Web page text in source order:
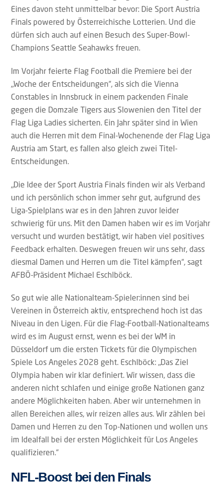
Eines davon steht unmittelbar bevor: Die Sport Austria
Finals powered by Österreichische Lotterien. Und die
dürfen sich auch auf einen Besuch des Super-Bowl-
Champions Seattle Seahawks freuen.
Im Vorjahr feierte Flag Football die Premiere bei der
„Woche der Entscheidungen“, als sich die Vienna
Constables in Innsbruck in einem packenden Finale
gegen die Domzale Tigers aus Slowenien den Titel der
Flag Liga Ladies sicherten. Ein Jahr später sind in Wien
auch die Herren mit dem Final-Wochenende der Flag Liga
Austria am Start, es fallen also gleich zwei Titel-
Entscheidungen.
„Die Idee der Sport Austria Finals finden wir als Verband
und ich persönlich schon immer sehr gut, aufgrund des
Liga-Spielplans war es in den Jahren zuvor leider
schwierig für uns. Mit den Damen haben wir es im Vorjahr
versucht und wurden bestätigt, wir haben viel positives
Feedback erhalten. Deswegen freuen wir uns sehr, dass
diesmal Damen und Herren um die Titel kämpfen“, sagt
AFBÖ-Präsident Michael Eschlböck.
So gut wie alle Nationalteam-Spieler:innen sind bei
Vereinen in Österreich aktiv, entsprechend hoch ist das
Niveau in den Ligen. Für die Flag-Football-Nationalteams
wird es im August ernst, wenn es bei der WM in
Düsseldorf um die ersten Tickets für die Olympischen
Spiele Los Angeles 2028 geht. Eschlböck: „Das Ziel
Olympia haben wir klar definiert. Wir wissen, dass die
anderen nicht schlafen und einige große Nationen ganz
andere Möglichkeiten haben. Aber wir unternehmen in
allen Bereichen alles, wir reizen alles aus. Wir zählen bei
Damen und Herren zu den Top-Nationen und wollen uns
im Idealfall bei der ersten Möglichkeit für Los Angeles
qualifizieren.“
NFL-Boost bei den Finals